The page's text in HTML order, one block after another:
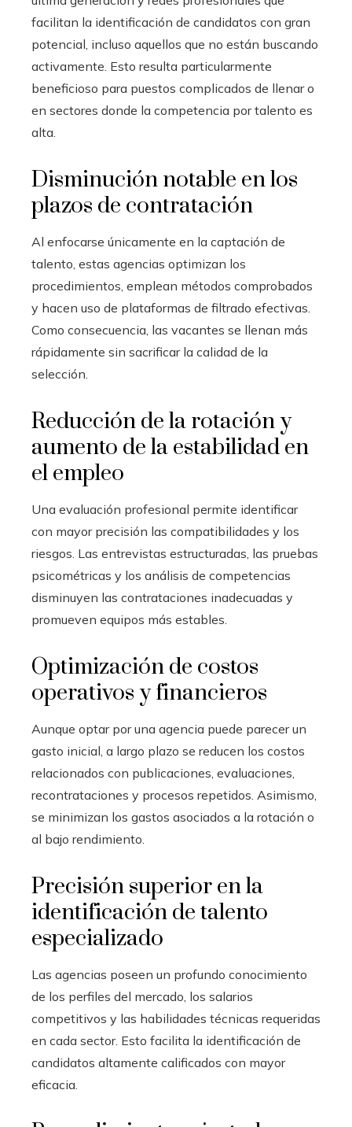
facilitan la identificación de candidatos con gran
potencial, incluso aquellos que no están buscando
activamente. Esto resulta particularmente
beneficioso para puestos complicados de llenar o
en sectores donde la competencia por talento es
alta.
Disminución notable en los
plazos de contratación
Al enfocarse únicamente en la captación de
talento, estas agencias optimizan los
procedimientos, emplean métodos comprobados
y hacen uso de plataformas de filtrado efectivas.
Como consecuencia, las vacantes se llenan más
rápidamente sin sacrificar la calidad de la
selección.
Reducción de la rotación y
aumento de la estabilidad en
el empleo
Una evaluación profesional permite identificar
con mayor precisión las compatibilidades y los
riesgos. Las entrevistas estructuradas, las pruebas
psicométricas y los análisis de competencias
disminuyen las contrataciones inadecuadas y
promueven equipos más estables.
Optimización de costos
operativos y financieros
Aunque optar por una agencia puede parecer un
gasto inicial, a largo plazo se reducen los costos
relacionados con publicaciones, evaluaciones,
recontrataciones y procesos repetidos. Asimismo,
se minimizan los gastos asociados a la rotación o
al bajo rendimiento.
Precisión superior en la
identificación de talento
especializado
Las agencias poseen un profundo conocimiento
de los perfiles del mercado, los salarios
competitivos y las habilidades técnicas requeridas
en cada sector. Esto facilita la identificación de
candidatos altamente calificados con mayor
eficacia.